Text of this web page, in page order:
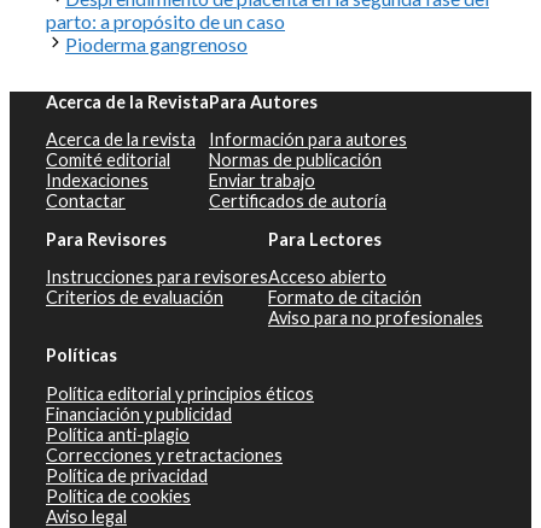
parto: a propósito de un caso
Pioderma gangrenoso
Acerca de la Revista
Acerca de la revista
Comité editorial
Indexaciones
Contactar
Para Autores
Información para autores
Normas de publicación
Enviar trabajo
Certificados de autoría
Para Revisores
Instrucciones para revisores
Criterios de evaluación
Para Lectores
Acceso abierto
Formato de citación
Aviso para no profesionales
Políticas
Política editorial y principios éticos
Financiación y publicidad
Política anti-plagio
Correcciones y retractaciones
Política de privacidad
Política de cookies
Aviso legal